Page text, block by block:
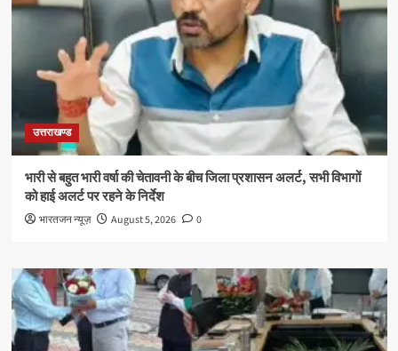
उत्तराखण्ड
भारी से बहुत भारी वर्षा की चेतावनी के बीच जिला प्रशासन अलर्ट, सभी विभागों
को हाई अलर्ट पर रहने के निर्देश
भारतजन न्यूज़ August 5, 2026 0